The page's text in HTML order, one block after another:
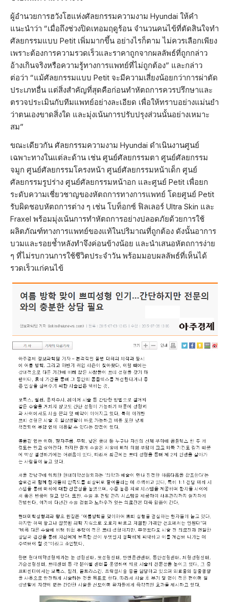
ผู้อำนวยการฮวังโฮแห่งศัลยกรรมความงาม Hyundai ให้คำ
แนะนำว่า “เมื่อถึงช่วงปิดเทอมฤดูร้อน จำนวนคนไข้ที่ตัดสินใจทำ
ศัลยกรรมแบบ Petit เพิ่มมากขึ้น อย่างไรก็ตาม ไม่ควรเลือกเพียง
เพราะต้องการความรวดเร็วและราคาถูกจากผลลัพธ์ที่ถูกกล่าว
อ้างเกินจริงหรือความรู้ทางการแพทย์ที่ไม่ถูกต้อง” และกล่าว
ต่อว่า “แม้ศัลยกรรมแบบ Petit จะมีความเสี่ยงน้อยกว่าการผ่าตัด
ประเภทอื่น แต่สิ่งสำคัญที่สุดคือก่อนทำหัตถการควรปรึกษาและ
ตรวจประเมินกับทีมแพทย์อย่างละเอียด เพื่อให้ทราบอย่างแม่นยำ
ว่าตนเองขาดสิ่งใด และมุ่งเน้นการปรับปรุงส่วนนั้นอย่างเหมาะ
สม”
ขณะเดียวกัน ศัลยกรรมความงาม Hyundai ดำเนินงานศูนย์
เฉพาะทางในแต่ละด้าน เช่น ศูนย์ศัลยกรรมตา ศูนย์ศัลยกรรม
จมูก ศูนย์ศัลยกรรมโครงหน้า ศูนย์ศัลยกรรมหน้าเด็ก ศูนย์
ศัลยกรรมรูปร่าง ศูนย์ศัลยกรรมหน้าอก และศูนย์ Petit เพื่อยก
ระดับความเชี่ยวชาญของหัตถการทางการแพทย์ โดยศูนย์ Petit
รับผิดชอบหัตถการต่าง ๆ เช่น โบท็อกซ์ ฟิลเลอร์ Ultra Skin และ
Fraxel พร้อมมุ่งเน้นการทำหัตถการอย่างปลอดภัยด้วยการใช้
ผลิตภัณฑ์ทางการแพทย์ของแท้ในปริมาณที่ถูกต้อง ดังนั้นอาการ
บวมและรอยช้ำหลังทำจึงค่อนข้างน้อย และนำเสนอหัตถการง่าย
ๆ ที่ไม่รบกวนการใช้ชีวิตประจำวัน พร้อมมอบผลลัพธ์ที่เห็นได้
รวดเร็วแก่คนไข้